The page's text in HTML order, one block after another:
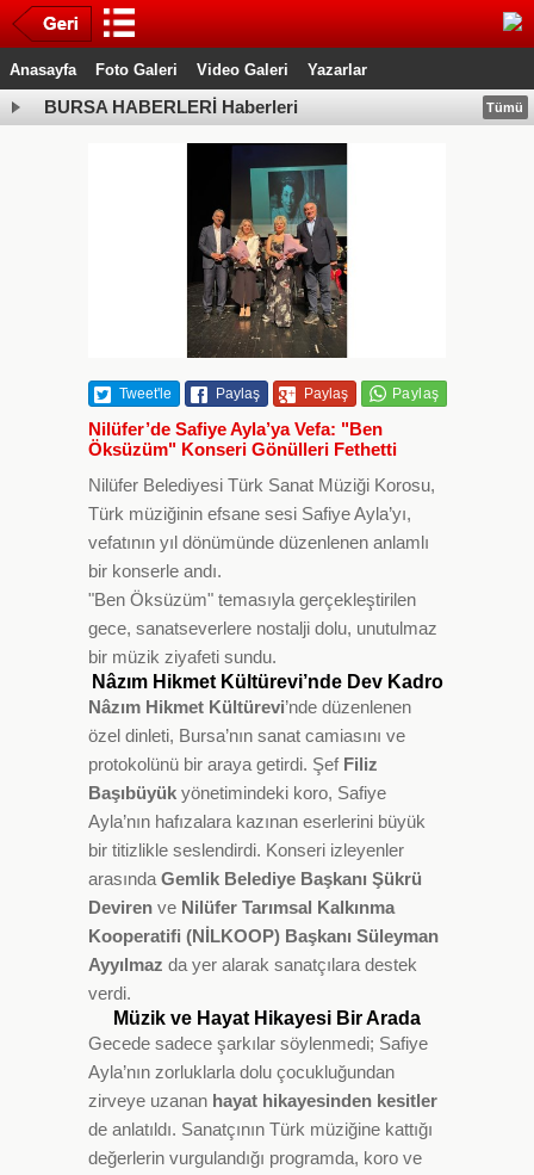
Anasayfa Foto Galeri Video Galeri Yazarlar
BURSA HABERLERİ Haberleri Tümü
Tweet'le Paylaş Paylaş
Nilüfer’de Safiye Ayla’ya Vefa: "Ben
Öksüzüm" Konseri Gönülleri Fethetti
Nilüfer Belediyesi Türk Sanat Müziği Korosu,
Türk müziğinin efsane sesi Safiye Ayla’yı,
vefatının yıl dönümünde düzenlenen anlamlı
bir konserle andı.
"Ben Öksüzüm" temasıyla gerçekleştirilen
gece, sanatseverlere nostalji dolu, unutulmaz
bir müzik ziyafeti sundu.
Nâzım Hikmet Kültürevi’nde Dev Kadro
Nâzım Hikmet Kültürevi’nde düzenlenen
özel dinleti, Bursa’nın sanat camiasını ve
protokolünü bir araya getirdi. Şef Filiz
Başıbüyük yönetimindeki koro, Safiye
Ayla’nın hafızalara kazınan eserlerini büyük
bir titizlikle seslendirdi. Konseri izleyenler
arasında Gemlik Belediye Başkanı Şükrü
Deviren ve Nilüfer Tarımsal Kalkınma
Kooperatifi (NİLKOOP) Başkanı Süleyman
Ayyılmaz da yer alarak sanatçılara destek
verdi.
Müzik ve Hayat Hikayesi Bir Arada
Gecede sadece şarkılar söylenmedi; Safiye
Ayla’nın zorluklarla dolu çocukluğundan
zirveye uzanan hayat hikayesinden kesitler
de anlatıldı. Sanatçının Türk müziğine kattığı
değerlerin vurgulandığı programda, koro ve